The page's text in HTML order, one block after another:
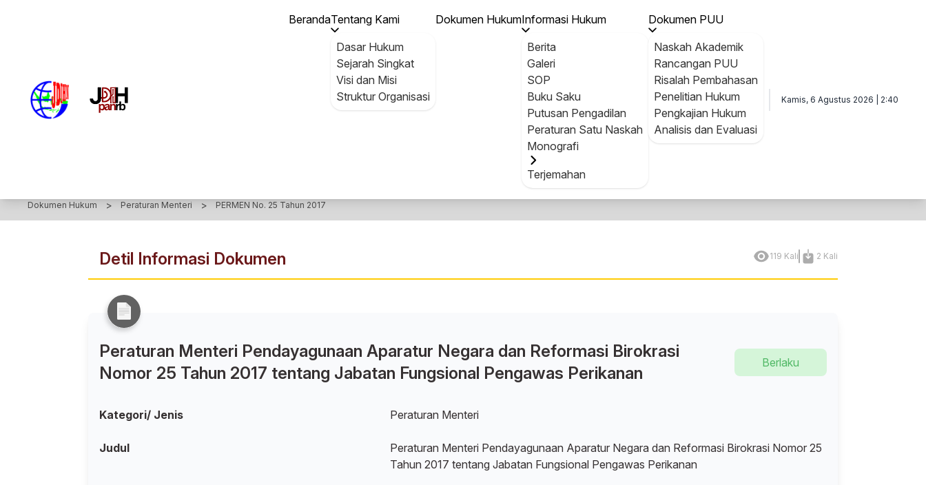
BerandaTentang Kami
Dasar Hukum
Sejarah Singkat
Visi dan Misi
Struktur Organisasi
Dokumen HukumInformasi Hukum
Berita
Galeri
SOP
Buku Saku
Putusan Pengadilan
Peraturan Satu Naskah
Monografi
Terjemahan
Dokumen PUU
Naskah Akademik
Rancangan PUU
Risalah Pembahasan
Penelitian Hukum
Pengkajian Hukum
Analisis dan Evaluasi
Kamis, 6 Agustus 2026 | 2:40
DOKUMEN HUKUM
Dokumen Hukum > Peraturan Menteri > PERMEN No. 25 Tahun 2017
Detil Informasi Dokumen 119 Kali 2 Kali
Peraturan Menteri Pendayagunaan Aparatur Negara dan Reformasi Birokrasi
Nomor 25 Tahun 2017 tentang Jabatan Fungsional Pengawas Perikanan
Berlaku
Kategori/ Jenis Peraturan Menteri
Judul
Peraturan Menteri Pendayagunaan Aparatur Negara dan Reformasi Birokrasi Nomor 25
Tahun 2017 tentang Jabatan Fungsional Pengawas Perikanan